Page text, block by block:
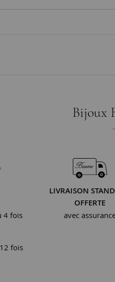
Bijoux
4 fois
fois
LIVRAISON
OFFERTE
avec